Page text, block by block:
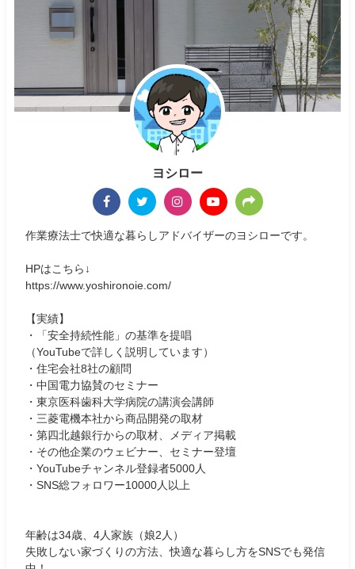
ヨシロー
作業療法士で快適な暮らしアドバイザーのヨシローです。
HPはこちら↓
https://www.yoshironoie.com/
【実績】
・「安全持続性能」の基準を提唱
（YouTubeで詳しく説明しています）
・住宅会社8社の顧問
・中国電力協賛のセミナー
・東京医科歯科大学病院の講演会講師
・三菱電機本社から商品開発の取材
・第四北越銀行からの取材、メディア掲載
・その他企業のウェビナー、セミナー登壇
・YouTubeチャンネル登録者5000人
・SNS総フォロワー10000人以上
年齢は34歳、4人家族（娘2人）
失敗しない家づくりの方法、快適な暮らし方をSNSでも発信